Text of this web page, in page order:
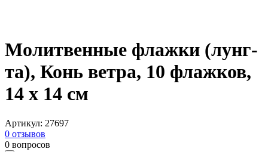
Молитвенные флажки (лунг-
та), Конь ветра, 10 флажков,
14 х 14 см
Артикул: 27697
0 отзывов
0 вопросов